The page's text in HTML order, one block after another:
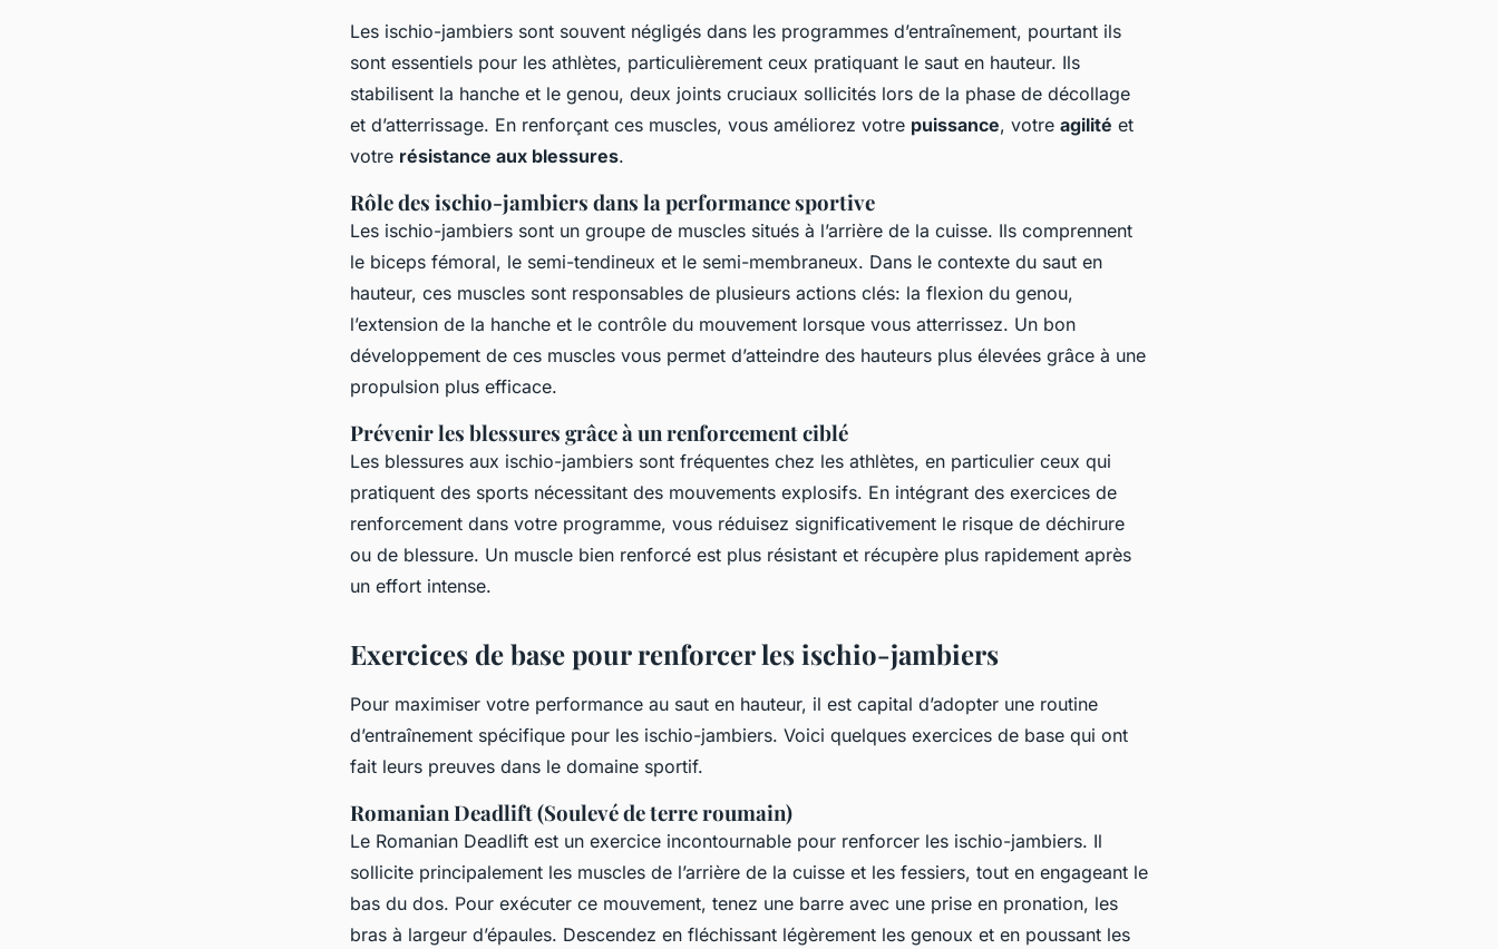
Les ischio-jambiers sont souvent négligés dans les programmes d’entraînement, pourtant ils
sont essentiels pour les athlètes, particulièrement ceux pratiquant le saut en hauteur. Ils
stabilisent la hanche et le genou, deux joints cruciaux sollicités lors de la phase de décollage
et d’atterrissage. En renforçant ces muscles, vous améliorez votre puissance, votre agilité et
votre résistance aux blessures.
Rôle des ischio-jambiers dans la performance sportive
Les ischio-jambiers sont un groupe de muscles situés à l’arrière de la cuisse. Ils comprennent
le biceps fémoral, le semi-tendineux et le semi-membraneux. Dans le contexte du saut en
hauteur, ces muscles sont responsables de plusieurs actions clés: la flexion du genou,
l’extension de la hanche et le contrôle du mouvement lorsque vous atterrissez. Un bon
développement de ces muscles vous permet d’atteindre des hauteurs plus élevées grâce à une
propulsion plus efficace.
Prévenir les blessures grâce à un renforcement ciblé
Les blessures aux ischio-jambiers sont fréquentes chez les athlètes, en particulier ceux qui
pratiquent des sports nécessitant des mouvements explosifs. En intégrant des exercices de
renforcement dans votre programme, vous réduisez significativement le risque de déchirure
ou de blessure. Un muscle bien renforcé est plus résistant et récupère plus rapidement après
un effort intense.
Exercices de base pour renforcer les ischio-jambiers
Pour maximiser votre performance au saut en hauteur, il est capital d’adopter une routine
d’entraînement spécifique pour les ischio-jambiers. Voici quelques exercices de base qui ont
fait leurs preuves dans le domaine sportif.
Romanian Deadlift (Soulevé de terre roumain)
Le Romanian Deadlift est un exercice incontournable pour renforcer les ischio-jambiers. Il
sollicite principalement les muscles de l’arrière de la cuisse et les fessiers, tout en engageant le
bas du dos. Pour exécuter ce mouvement, tenez une barre avec une prise en pronation, les
bras à largeur d’épaules. Descendez en fléchissant légèrement les genoux et en poussant les